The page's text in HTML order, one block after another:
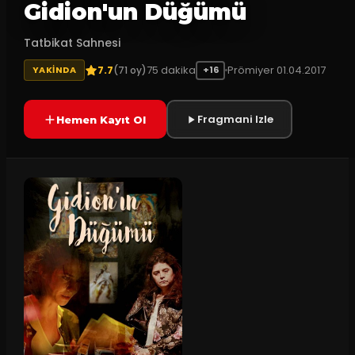
Gidion'un Düğümü
Tatbikat Sahnesi
YAKINDA 7.7(71 oy)75 dakika +16 Prömiyer 01.04.2017
Hemen Kayıt Ol Fragmani Izle